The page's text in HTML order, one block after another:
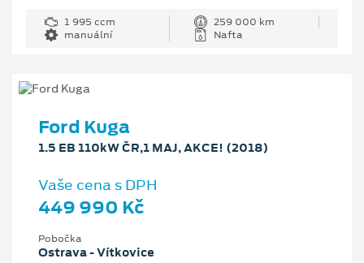
1 995 ccm
259 000 km
manuální
Nafta
Ford Kuga
1.5 EB 110kW ČR,1 MAJ, AKCE! (2018)
Vaše cena s DPH
449 990 Kč
Pobočka
Ostrava - Vítkovice